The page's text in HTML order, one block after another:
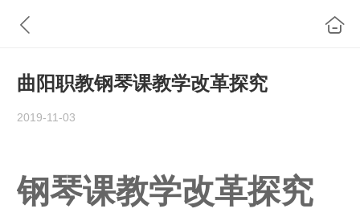
曲阳职教钢琴课教学改革探究
2019-11-03
钢琴课教学改革探究